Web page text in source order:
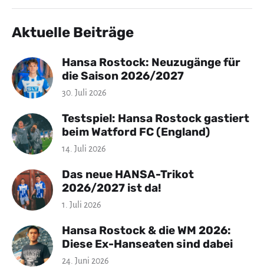
Aktuelle Beiträge
Hansa Rostock: Neuzugänge für
die Saison 2026/2027
30. Juli 2026
Testspiel: Hansa Rostock gastiert
beim Watford FC (England)
14. Juli 2026
Das neue HANSA-Trikot
2026/2027 ist da!
1. Juli 2026
Hansa Rostock & die WM 2026:
Diese Ex-Hanseaten sind dabei
24. Juni 2026